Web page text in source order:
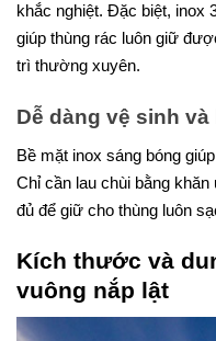
khắc nghiệt. Đặc biệt, inox
giúp thùng rác luôn giữ
trì thường xuyên.
Dễ dàng vệ sinh và
Bề mặt inox sáng bóng
Chỉ cần lau chùi bằng
đủ để giữ cho thùng luôn
Kích thước và
vuông nắp lật